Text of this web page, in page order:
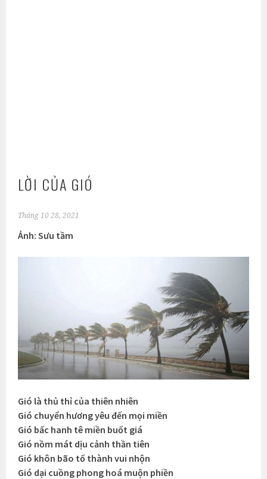
LỜI CỦA GIÓ
Tháng 10 28, 2021
Ảnh: Sưu tầm
Gió là thủ thỉ của thiên nhiên
Gió chuyển hương yêu đến mọi miền
Gió bấc hanh tê miền buốt giá
Gió nồm mát dịu cảnh thần tiên
Gió khôn bão tố thành vui nhộn
Gió dại cuồng phong hoá muộn phiền